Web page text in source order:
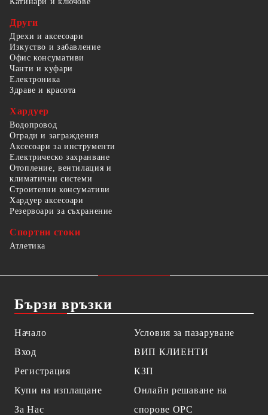
Други
Дрехи и аксесоари
Изкуство и забавление
Офис консумативи
Чанти и куфари
Електроника
Здраве и красота
Хардуер
Водопровод
Огради и заграждения
Аксесоари за инструменти
Електрическо захранване
Отопление, вентилация и
климатични системи
Строителни консумативи
Хардуер аксесоари
Резервоари за съхранение
Спортни стоки
Атлетика
Бързи връзки
Начало
Вход
Регистрация
Купи на изплащане
За Нас
Условия за пазаруване
ВИП КЛИЕНТИ
КЗП
Онлайн решаване на
спорове OPC